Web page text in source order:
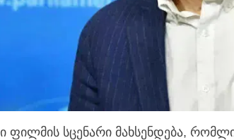
ფილმის სცენარი მახსენდება,